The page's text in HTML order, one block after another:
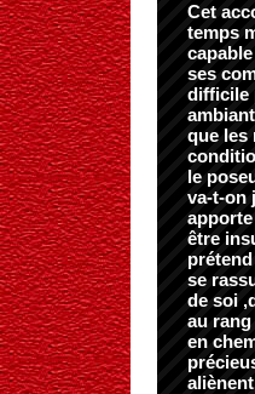
Cet
temps
ses
difficile
que les
le
va-t-on
être
se
de soi
au
en